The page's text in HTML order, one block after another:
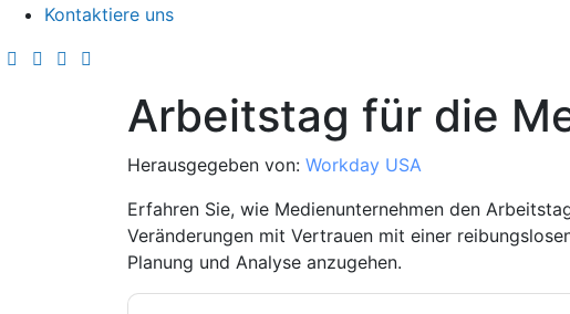
Kontaktiere uns
Arbeitstag für die
Herausgegeben von: Workday USA
Erfahren Sie, wie Medienunternehmen den
Veränderungen mit Vertrauen mit einer
Planung und Analyse anzugehen.